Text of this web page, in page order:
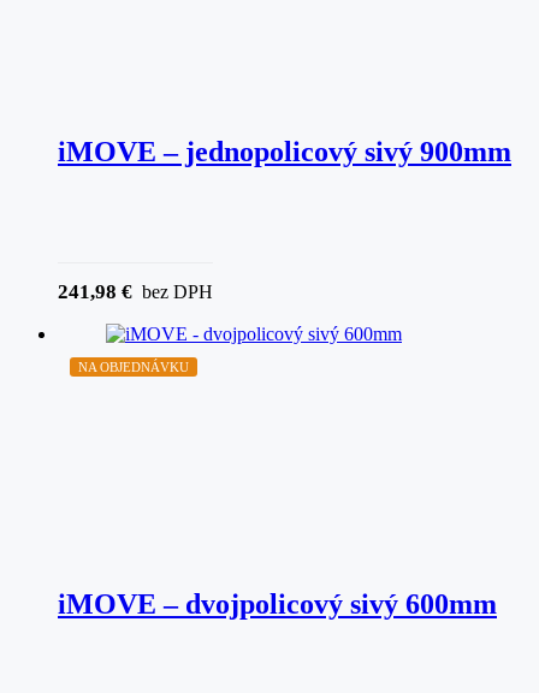
iMOVE – jednopolicový sivý 900mm
241,98 € bez DPH
NA OBJEDNÁVKU
iMOVE – dvojpolicový sivý 600mm